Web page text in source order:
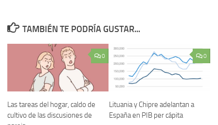
TAMBIÉN TE PODRÍA GUSTAR...
0
Las tareas del hogar, caldo de
cultivo de las discusiones de
0
Lituania y Chipre adelantan a
España en PIB per cápita